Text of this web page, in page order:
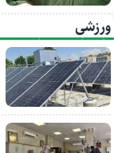
ورزشی